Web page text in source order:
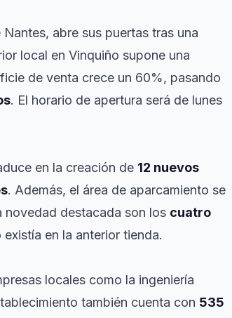
abre sus puertas tras una
local en Vinquiño supone una
de venta crece un 60%, pasando
. El horario de apertura será de lunes
en la creación de 12 nuevos
. Además, el área de aparcamiento se
novedad destacada son los cuatro
en la anterior tienda.
locales como la ingeniería
también cuenta con 535